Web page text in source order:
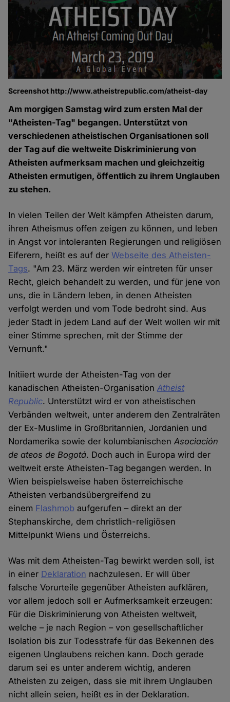
Screenshot http://www.atheistrepublic.com/atheist-day
Am morgigen Samstag wird zum ersten Mal der
"Atheisten-Tag" begangen. Unterstützt von
verschiedenen atheistischen Organisationen soll
der Tag auf die weltweite Diskriminierung von
Atheisten aufmerksam machen und gleichzeitig
Atheisten ermutigen, öffentlich zu ihrem Unglauben
zu stehen.
In vielen Teilen der Welt kämpfen Atheisten darum,
ihren Atheismus offen zeigen zu können, und leben
in Angst vor intoleranten Regierungen und religiösen
Eiferern, heißt es auf derWebseite des Atheisten-
Tags. "Am 23. März werden wir eintreten für unser
Recht, gleich behandelt zu werden, und für jene von
uns, die in Ländern leben, in denen Atheisten
verfolgt werden und vom Tode bedroht sind. Aus
jeder Stadt in jedem Land auf der Welt wollen wir mit
einer Stimme sprechen, mit der Stimme der
Vernunft."
Initiiert wurde der Atheisten-Tag von der
kanadischen Atheisten-OrganisationAtheist
Republic. Unterstützt wird er von atheistischen
Verbänden weltweit, unter anderem den Zentralräten
der Ex-Muslime in Großbritannien, Jordanien und
Nordamerika sowie der kolumbianischenAsociación
de ateos de Bogotá. Doch auch in Europa wird der
weltweit erste Atheisten-Tag begangen werden. In
Wien beispielsweise haben österreichische
Atheisten verbandsübergreifend zu
einem Flashmob aufgerufen – direkt an der
Stephanskirche, dem christlich-religiösen
Mittelpunkt Wiens und Österreichs.
Was mit dem Atheisten-Tag bewirkt werden soll, ist
in einer Deklaration nachzulesen. Er will über
falsche Vorurteile gegenüber Atheisten aufklären,
vor allem jedoch soll er Aufmerksamkeit erzeugen:
Für die Diskriminierung von Atheisten weltweit,
welche – je nach Region – von gesellschaftlicher
Isolation bis zur Todesstrafe für das Bekennen des
eigenen Unglaubens reichen kann. Doch gerade
darum sei es unter anderem wichtig, anderen
Atheisten zu zeigen, dass sie mit ihrem Unglauben
nicht allein seien, heißt es in der Deklaration.